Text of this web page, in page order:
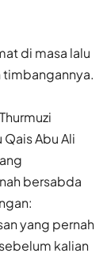
di masa lalu
timbangannya.
Abu Ali
bersabda
yang pernah
kalian